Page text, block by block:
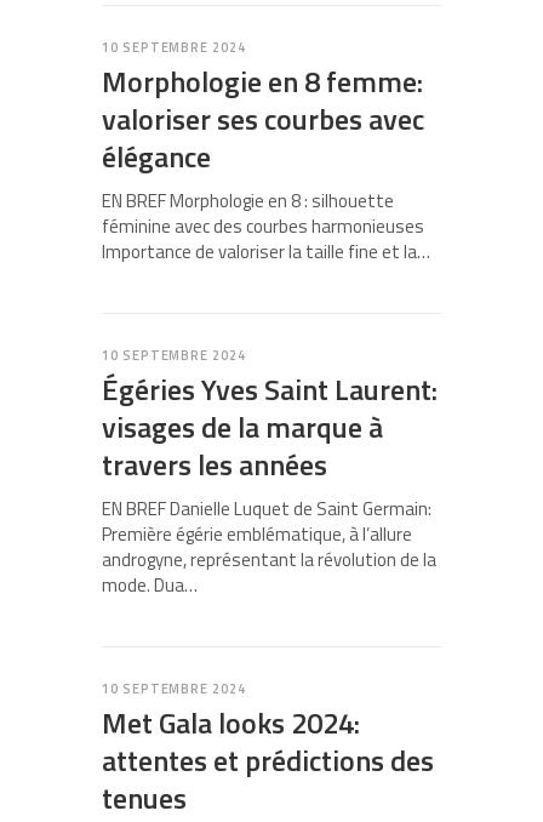
10 SEPTEMBRE 2024
Morphologie en 8 femme:
valoriser ses courbes avec
élégance
EN BREF Morphologie en 8 : silhouette
féminine avec des courbes harmonieuses
Importance de valoriser la taille fine et la…
10 SEPTEMBRE 2024
Égéries Yves Saint Laurent:
visages de la marque à
travers les années
EN BREF Danielle Luquet de Saint Germain:
Première égérie emblématique, à l’allure
androgyne, représentant la révolution de la
mode. Dua…
10 SEPTEMBRE 2024
Met Gala looks 2024:
attentes et prédictions des
tenues